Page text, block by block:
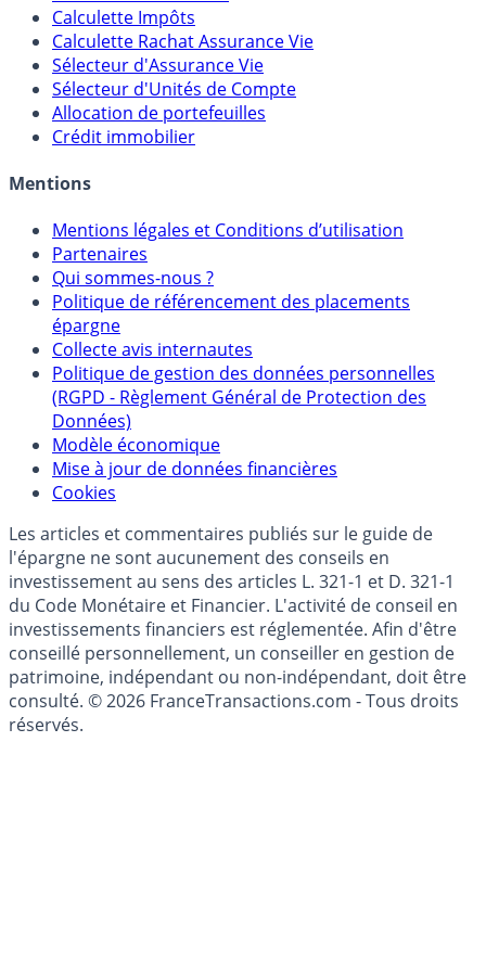
Calculateur d'intérêts
Calculette Impôts
Calculette Rachat Assurance Vie
Sélecteur d'Assurance Vie
Sélecteur d'Unités de Compte
Crédit immobilier
Mentions
Mentions légales et Conditions d’utilisation
Partenaires
Qui sommes-nous ?
Politique de référencement des placements
épargne
Collecte avis internautes
Politique de gestion des données personnelles
(RGPD - Règlement Général de Protection des
Données)
Modèle économique
Cookies
Les articles et commentaires publiés sur le guide de
l'épargne ne sont aucunement des conseils en
investissement au sens des articles L. 321-1 et D. 321-1
du Code Monétaire et Financier. L'activité de conseil en
investissements financiers est réglementée. Afin d'être
conseillé personnellement, un conseiller en gestion de
patrimoine, indépendant ou non-indépendant, doit être